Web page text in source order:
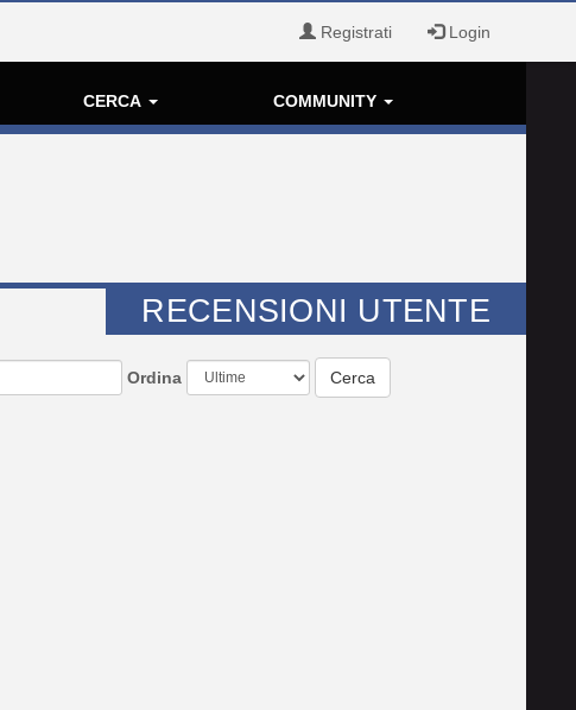
Registrati Login
CERCA COMMUNITY
RECENSIONI UTENTE
Ordina Cerca